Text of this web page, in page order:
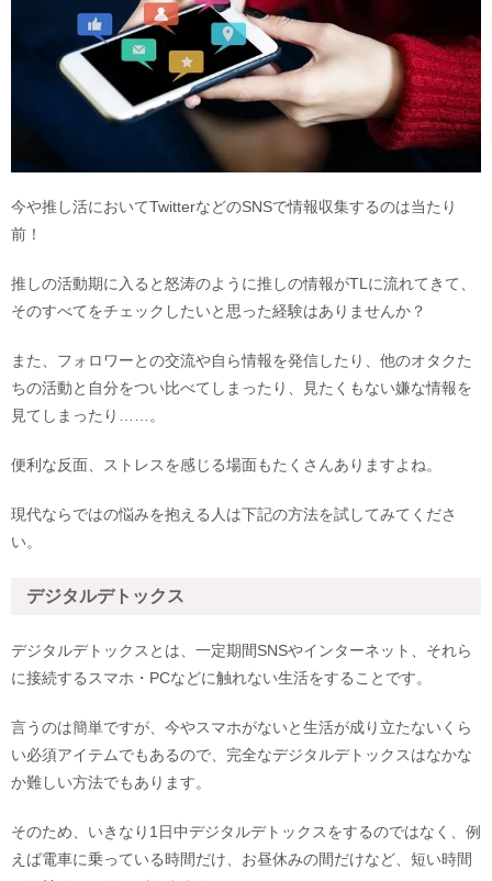
今や推し活においてTwitterなどのSNSで情報収集するのは当たり
前！
推しの活動期に入ると怒涛のように推しの情報がTLに流れてきて、
そのすべてをチェックしたいと思った経験はありませんか？
また、フォロワーとの交流や自ら情報を発信したり、他のオタクた
ちの活動と自分をつい比べてしまったり、見たくもない嫌な情報を
見てしまったり……。
便利な反面、ストレスを感じる場面もたくさんありますよね。
現代ならではの悩みを抱える人は下記の方法を試してみてくださ
い。
デジタルデトックス
デジタルデトックスとは、一定期間SNSやインターネット、それら
に接続するスマホ・PCなどに触れない生活をすることです。
言うのは簡単ですが、今やスマホがないと生活が成り立たないくら
い必須アイテムでもあるので、完全なデジタルデトックスはなかな
か難しい方法でもあります。
そのため、いきなり1日中デジタルデトックスをするのではなく、例
えば電車に乗っている時間だけ、お昼休みの間だけなど、短い時間